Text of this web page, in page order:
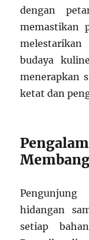
dengan
memastikan
budaya
menerapkan
ketat dan
hidangan
setiap